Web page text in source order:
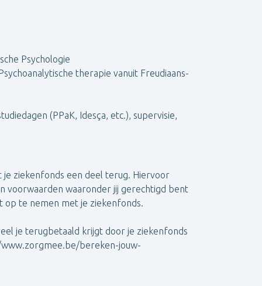
Psychologie
therapie vanuit Freudiaans-
(PPaK, Idesça, etc.), supervisie,
ziekenfonds een deel terug. Hiervoor
voorwaarden waaronder jij gerechtigd bent
te nemen met je ziekenfonds.
je terugbetaald krijgt door je ziekenfonds
bereken-jouw-